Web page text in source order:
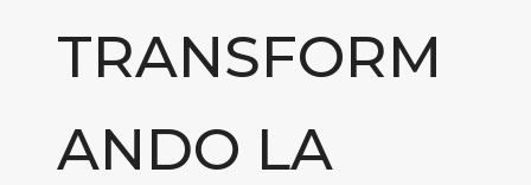
TRANSFORM
ANDO LA